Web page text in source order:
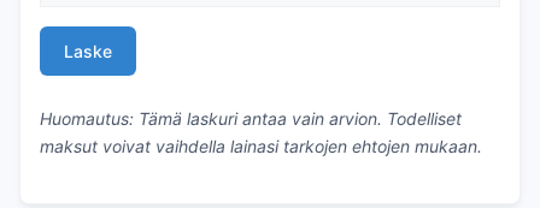
Laske
Huomautus: Tämä laskuri antaa vain arvion. Todelliset
maksut voivat vaihdella lainasi tarkojen ehtojen mukaan.